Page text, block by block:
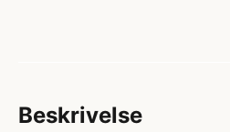
Beskrivelse